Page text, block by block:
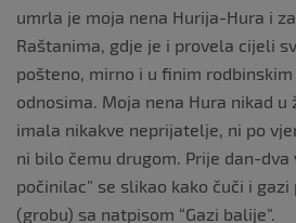
umrla je moja nena Hurija-Hura i
Raštanima, gdje je i provela cijeli
pošteno, mirno i u finim
odnosima. Moja nena Hura nikad u
imala nikakve neprijatelje, ni po
ni bilo čemu drugom. Prije dan-dva
počinilac” se slikao kako čuči i
(grobu) sa natpisom “Gazi balije”.